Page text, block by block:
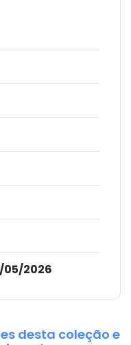
05/2026
desta coleção e